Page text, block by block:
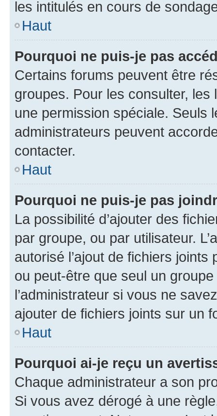
les intitulés en cours de
Haut
Pourquoi ne puis-je pas
Certains forums peuvent être
groupes. Pour les consulter,
une permission spéciale. Seuls
administrateurs peuvent
contacter.
Haut
Pourquoi ne puis-je pas
La possibilité d’ajouter des
par groupe, ou par utilisateur.
autorisé l’ajout de fichiers
ou peut-être que seul un
l’administrateur si vous ne
ajouter de fichiers joints sur un
Haut
Pourquoi ai-je reçu un
Chaque administrateur a son
Si vous avez dérogé à une